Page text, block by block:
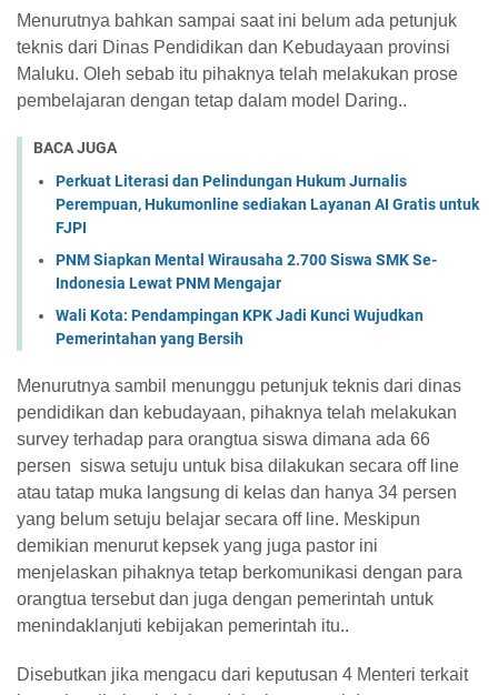
Menurutnya bahkan sampai saat ini belum ada petunjuk
teknis dari Dinas Pendidikan dan Kebudayaan provinsi
Maluku. Oleh sebab itu pihaknya telah melakukan prose
pembelajaran dengan tetap dalam model Daring..
BACA JUGA
Perkuat Literasi dan Pelindungan Hukum Jurnalis
Perempuan, Hukumonline sediakan Layanan AI Gratis untuk
FJPI
PNM Siapkan Mental Wirausaha 2.700 Siswa SMK Se-
Indonesia Lewat PNM Mengajar
Wali Kota: Pendampingan KPK Jadi Kunci Wujudkan
Pemerintahan yang Bersih
Menurutnya sambil menunggu petunjuk teknis dari dinas
pendidikan dan kebudayaan, pihaknya telah melakukan
survey terhadap para orangtua siswa dimana ada 66
persen siswa setuju untuk bisa dilakukan secara off line
atau tatap muka langsung di kelas dan hanya 34 persen
yang belum setuju belajar secara off line. Meskipun
demikian menurut kepsek yang juga pastor ini
menjelaskan pihaknya tetap berkomunikasi dengan para
orangtua tersebut dan juga dengan pemerintah untuk
menindaklanjuti kebijakan pemerintah itu..
Disebutkan jika mengacu dari keputusan 4 Menteri terkait